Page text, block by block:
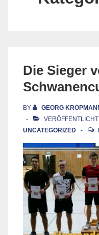
Die Sieger
BY GEORG
UNCATEGORIZED